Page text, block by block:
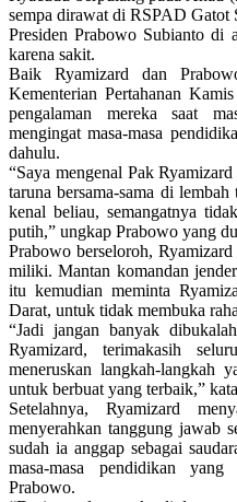
sempa dirawat di RSPAD Gatot
Presiden Prabowo Subianto di
karena sakit.
Baik Ryamizard dan
Kementerian Pertahanan
pengalaman mereka saat
mengingat masa-masa
dahulu.
“Saya mengenal Pak
taruna bersama-sama di
kenal beliau, semangatnya
putih,” ungkap Prabowo yang
Prabowo berseloroh,
miliki. Mantan komandan
itu kemudian meminta
Darat, untuk tidak membuka
“Jadi jangan banyak
Ryamizard, terimakasih
meneruskan langkah-langkah
untuk berbuat yang terbaik,”
Setelahnya, Ryamizard
menyerahkan tanggung jawab
sudah ia anggap sebagai
masa-masa pendidikan
Prabowo.